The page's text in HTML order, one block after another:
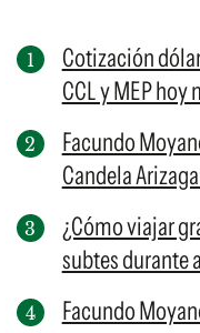
Cotización
CCL y MEP hoy
Facundo
Candela
¿Cómo viajar
subtes durante
Facundo